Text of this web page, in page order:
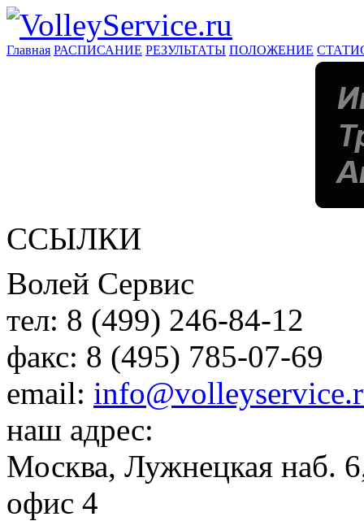
Главная РАСПИСАНИЕ РЕЗУЛЬТАТЫ ПОЛОЖЕНИЕ
ССЫЛКИ
Волей Сервис
тел: 8 (499) 246-84-12
факс: 8 (495) 785-07-69
email:
наш адрес:
Москва, Лужнецкая наб.
офис 4